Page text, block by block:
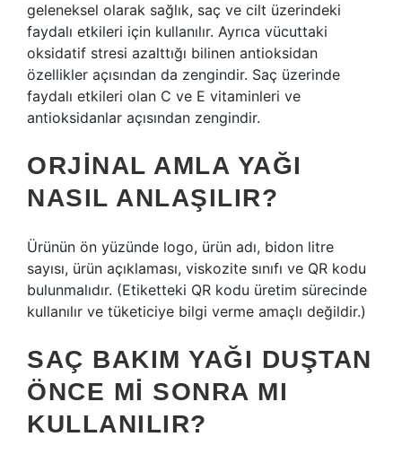
geleneksel olarak sağlık, saç ve cilt üzerindeki
faydalı etkileri için kullanılır. Ayrıca vücuttaki
oksidatif stresi azalttığı bilinen antioksidan
özellikler açısından da zengindir. Saç üzerinde
faydalı etkileri olan C ve E vitaminleri ve
antioksidanlar açısından zengindir.
ORJINAL AMLA YAĞI
NASIL ANLAŞILIR?
Ürünün ön yüzünde logo, ürün adı, bidon litre
sayısı, ürün açıklaması, viskozite sınıfı ve QR kodu
bulunmalıdır. (Etiketteki QR kodu üretim sürecinde
kullanılır ve tüketiciye bilgi verme amaçlı değildir.)
SAÇ BAKIM YAĞI DUŞTAN
ÖNCE MI SONRA MI
KULLANILIR?